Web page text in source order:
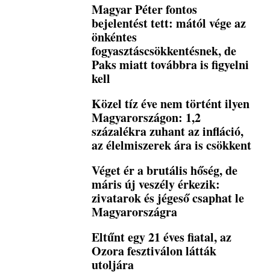
Magyar Péter fontos
bejelentést tett: mától vége az
önkéntes
fogyasztáscsökkentésnek, de
Paks miatt továbbra is figyelni
kell
Közel tíz éve nem történt ilyen
Magyarországon: 1,2
százalékra zuhant az infláció,
az élelmiszerek ára is csökkent
Véget ér a brutális hőség, de
máris új veszély érkezik:
zivatarok és jégeső csaphat le
Magyarországra
Eltűnt egy 21 éves fiatal, az
Ozora fesztiválon látták
utoljára